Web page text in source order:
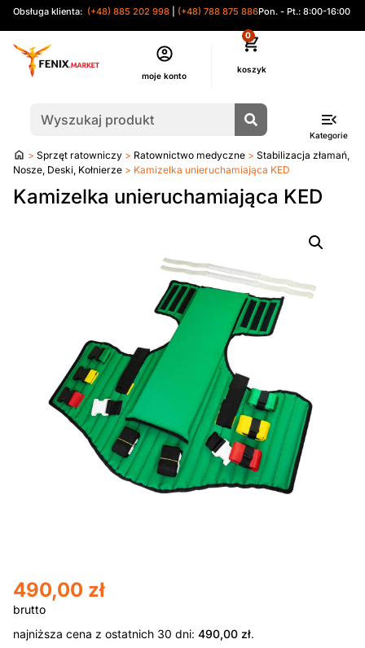
Obsługa klienta: (+48) 885 202 998 (+48) 788 875 886Pon. - Pt.: 8:00-16:00
moje konto
0
Kategorie
Strona
główna
> Sprzęt ratowniczy > Ratownictwo medyczne > Stabilizacja złamań,
Nosze, Deski, Kołnierze > Kamizelka unieruchamiająca KED
Kamizelka unieruchamiająca KED
490,00 zł
najniższa cena z ostatnich 30 dni: 490,00 zł.